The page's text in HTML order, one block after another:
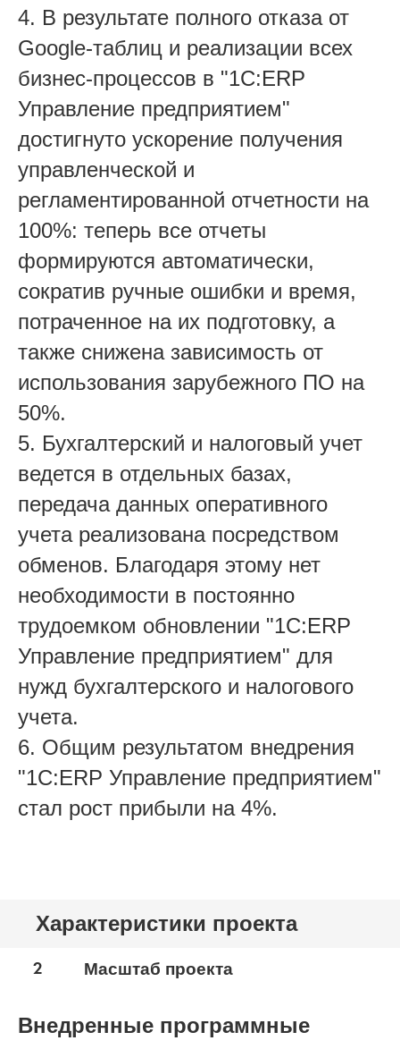
4. В результате полного отказа от
Google-таблиц и реализации всех
бизнес-процессов в "1С:ERP
Управление предприятием"
достигнуто ускорение получения
управленческой и
регламентированной отчетности на
100%: теперь все отчеты
формируются автоматически,
сократив ручные ошибки и время,
потраченное на их подготовку, а
также снижена зависимость от
использования зарубежного ПО на
50%.
5. Бухгалтерский и налоговый учет
ведется в отдельных базах,
передача данных оперативного
учета реализована посредством
обменов. Благодаря этому нет
необходимости в постоянно
трудоемком обновлении "1С:ERP
Управление предприятием" для
нужд бухгалтерского и налогового
учета.
6. Общим результатом внедрения
"1С:ERP Управление предприятием"
стал рост прибыли на 4%.
Характеристики проекта
2 Масштаб проекта
Внедренные программные